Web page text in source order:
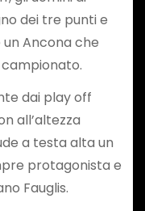
dei tre punti e
Ancona che
dai play off
all’altezza
a testa alta un
protagonista e
Fauglis.